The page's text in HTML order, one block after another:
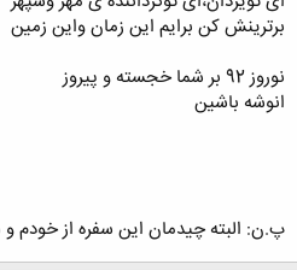
برترینش کن برایم این زمان واین زمین
نوروز 92 بر شما خجسته و پیروز
انوشه باشین
پ.ن: البته چیدمان این سفره از خودم و